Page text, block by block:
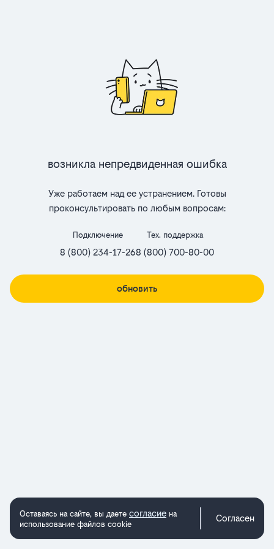
Возникла непредвиденная ошибка
Уже работаем над ее устранением. Готовы
проконсультировать по любым вопросам:
Подключение
8 (800) 234-17-26
Тех. поддержка
8 (800) 700-80-00
обновить
Оставаясь на сайте, вы даете согласие на
использование файлов cookie
Согласен